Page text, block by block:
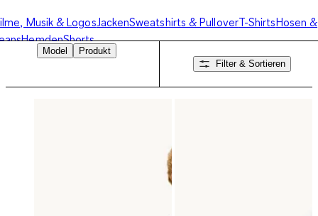
Musik & Logos JackenSweatshirts & PulloverT-ShirtsHosen &
HemdenShorts
Model
Produkt
Filter & Sortieren